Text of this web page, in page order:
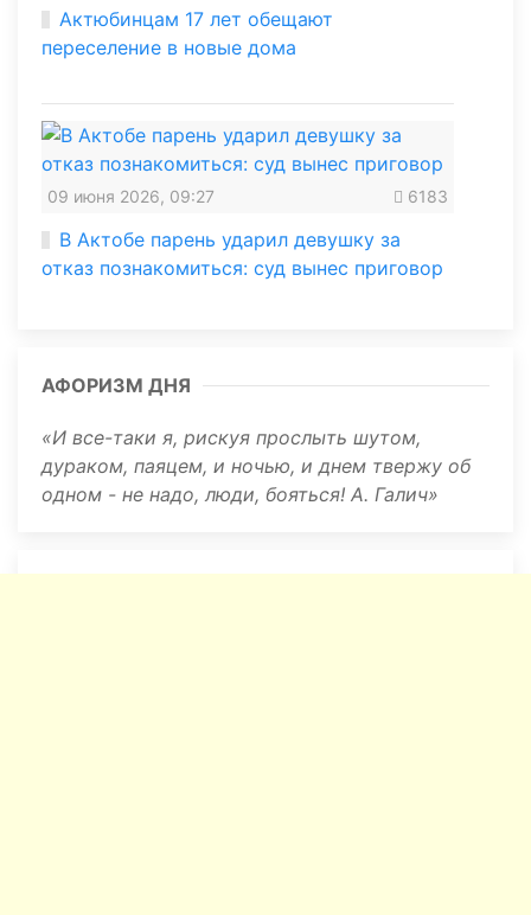
Актюбинцам 17 лет обещают
переселение в новые дома
09 июня 2026, 09:27 6183
В Актобе парень ударил девушку за
отказ познакомиться: суд вынес приговор
АФОРИЗМ ДНЯ
И все-таки я, рискуя прослыть шутом,
дураком, паяцем, и ночью, и днем твержу об
одном - не надо, люди, бояться! А. Галич